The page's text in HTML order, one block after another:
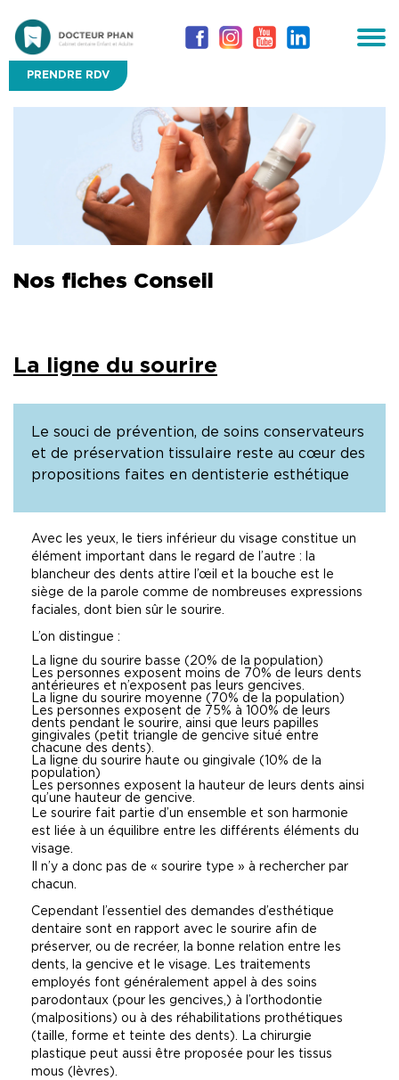
PRENDRE RDV
Nos fiches Conseil
La ligne du sourire
Le souci de prévention, de soins conservateurs
et de préservation tissulaire reste au cœur des
propositions faites en dentisterie esthétique
Avec les yeux, le tiers inférieur du visage constitue un
élément important dans le regard de l’autre : la
blancheur des dents attire l’œil et la bouche est le
siège de la parole comme de nombreuses expressions
faciales, dont bien sûr le sourire.
L’on distingue :
La ligne du sourire basse (20% de la population)
Les personnes exposent moins de 70% de leurs dents
antérieures et n’exposent pas leurs gencives.
La ligne du sourire moyenne (70% de la population)
Les personnes exposent de 75% à 100% de leurs
dents pendant le sourire, ainsi que leurs papilles
gingivales (petit triangle de gencive situé entre
chacune des dents).
La ligne du sourire haute ou gingivale (10% de la
population)
Les personnes exposent la hauteur de leurs dents ainsi
qu’une hauteur de gencive.
Le sourire fait partie d’un ensemble et son harmonie
est liée à un équilibre entre les différents éléments du
visage.
Il n’y a donc pas de « sourire type » à rechercher par
chacun.
Cependant l’essentiel des demandes d’esthétique
dentaire sont en rapport avec le sourire afin de
préserver, ou de recréer, la bonne relation entre les
dents, la gencive et le visage. Les traitements
employés font généralement appel à des soins
parodontaux (pour les gencives,) à l’orthodontie
(malpositions) ou à des réhabilitations prothétiques
(taille, forme et teinte des dents). La chirurgie
plastique peut aussi être proposée pour les tissus
mous (lèvres).